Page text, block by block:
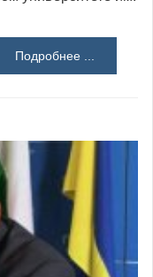
Подробнее ...